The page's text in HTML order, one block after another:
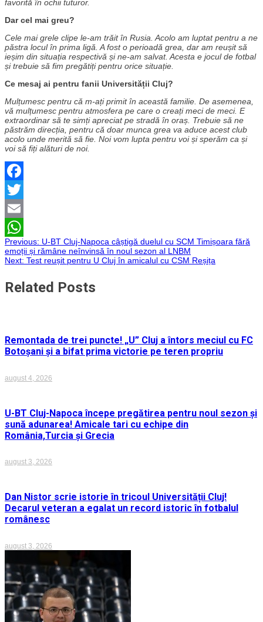
favorită în ochii tuturor.
Dar cel mai greu?
Cele mai grele clipe le-am trăit în Rusia. Acolo am luptat pentru a ne
păstra locul în prima ligă. A fost o perioadă grea, dar am reușit să
ieșim din situația respectivă și ne-am salvat. Acesta e jocul de fotbal
și trebuie să fim pregătiți pentru orice situație.
Ce mesaj ai pentru fanii Universității Cluj?
Mulțumesc pentru că m-ați primit în această familie. De asemenea,
vă mulțumesc pentru atmosfera pe care o creați meci de meci. E
extraordinar să te simți apreciat pe stradă în oraș. Trebuie să ne
păstrăm direcția, pentru că doar munca grea va aduce acest club
acolo unde merită să fie. Noi vom lupta pentru voi și sperăm ca și
voi să fiți alături de noi.
Facebook
Twitter
Email
WhatsApp
Navigare
în
articole
Previous: U-BT Cluj-Napoca câștigă duelul cu SCM Timișoara fără
emoții și rămâne neînvinsă în noul sezon al LNBM
Next: Test reușit pentru U Cluj în amicalul cu CSM Reșița
Related Posts
Remontada de trei puncte! „U” Cluj a întors meciul cu FC
Botoșani și a bifat prima victorie pe teren propriu
august 4, 2026
U-BT Cluj-Napoca începe pregătirea pentru noul sezon și
sună adunarea! Amicale tari cu echipe din
România,Turcia și Grecia
august 3, 2026
Dan Nistor scrie istorie în tricoul Universității Cluj!
Decarul veteran a egalat un record istoric în fotbalul
românesc
august 3, 2026